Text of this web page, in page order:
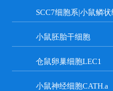
小鼠胚胎干细胞
仓鼠卵巢细胞LEC1
小鼠神经细胞CATH.a